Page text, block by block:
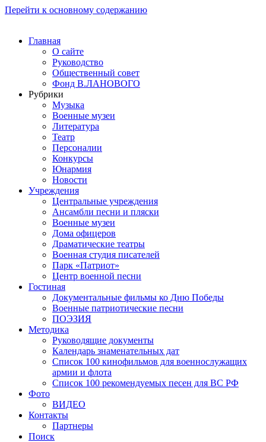
Перейти к основному содержанию
Главная
О сайте
Руководство
Общественный совет
Фонд В.ЛАНОВОГО
Рубрики
Музыка
Военные музеи
Литература
Театр
Персоналии
Конкурсы
Юнармия
Новости
Учреждения
Центральные учреждения
Ансамбли песни и пляски
Военные музеи
Дома офицеров
Драматические театры
Военная студия писателей
Парк «Патриот»
Центр военной песни
Гостиная
Документальные фильмы ко Дню Победы
Военные патриотические песни
ПОЭЗИЯ
Методика
Руководящие документы
Календарь знаменательных дат
Список 100 кинофильмов для военнослужащих
армии и флота
Список 100 рекомендуемых песен для ВС РФ
Фото
ВИДЕО
Контакты
Партнеры
Поиск